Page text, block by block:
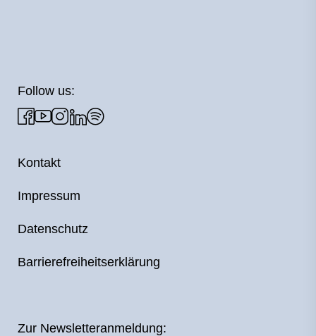
Follow us:
Kontakt
Impressum
Datenschutz
Barrierefreiheitserklärung
Zur Newsletteranmeldung: